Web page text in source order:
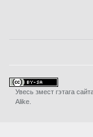
Увесь змест гэтага
Alike.